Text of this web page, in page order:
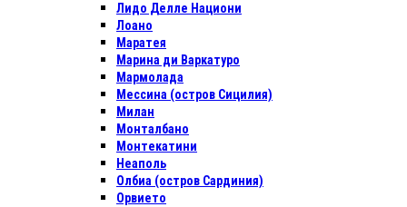
Лидо Делле Национи
Лоано
Маратея
Марина ди Варкатуро
Мармолада
Мессина (остров Сицилия)
Милан
Монталбано
Монтекатини
Неаполь
Олбиа (остров Сардиния)
Орвието